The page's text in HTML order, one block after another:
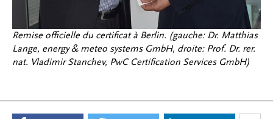
Remise officielle du certificat à Berlin. (gauche: Dr. Matthias
Lange, energy & meteo systems GmbH, droite: Prof. Dr. rer.
nat. Vladimir Stanchev, PwC Certification Services GmbH)